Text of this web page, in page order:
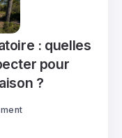
: quelles
pour
?